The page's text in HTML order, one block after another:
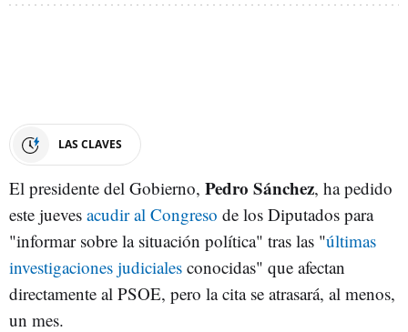
LAS CLAVES
El presidente del Gobierno, Pedro Sánchez, ha pedido
este jueves acudir al Congreso de los Diputados para
"informar sobre la situación política" tras las "últimas
investigaciones judiciales conocidas" que afectan
directamente al PSOE, pero la cita se atrasará, al menos,
un mes.